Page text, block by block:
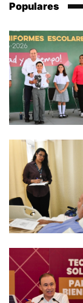
Populares